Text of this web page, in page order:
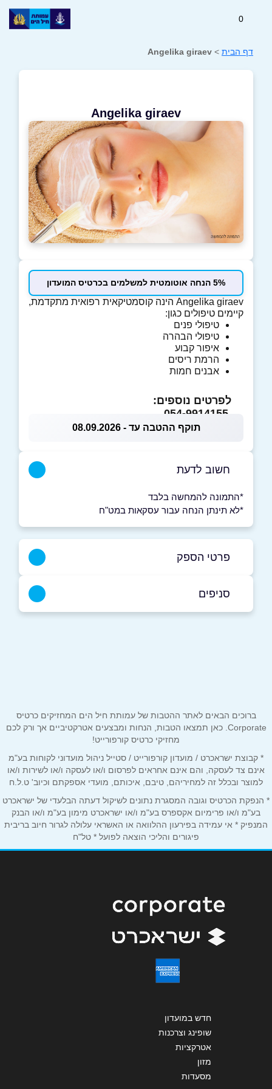
0
דף הבית >
Angelika giraev
Angelika giraev
5% הנחה אוטומטית למשלמים בכרטיס המועדון
Angelika giraev הינה
קוסמטיקאית רפואית מתקדמת,
קיימים טיפולים כגון:
טיפולי פנים
טיפולי הבהרה
איפור קבוע
הרמת ריסים
אבנים חמות
לפרטים נוספים:
תוקף ההטבה עד - 08.09.2026
חשוב לדעת
*התמונה להמחשה בלבד
*לא תינתן הנחה עבור עסקאות במט"ח
פרטי הספק
אימייל*
נושא*
אנא חזרו אלי בקשר ל...
הודעה*
שליחה
סניפים
ברוכים הבאים לאתר ההטבות של עמותת חיל הים המחזיקים כרטיס
Corporate. כאן תמצאו הטבות, הנחות ומבצעים אטרקטיביים אך ורק לכם
מחזיקי כרטיס קורפורייט!
* קבוצת ישראכרט / מועדון קורפורייט / סטייל ניהול מועדוני לקוחות בע"מ
אינם צד לעסקה, והם אינם אחראים לפרסום ו/או לעסקה ו/או לשירות ו/או
למוצר ובכלל זה למחיריהם, טיבם, איכותם, מועדי אספקתם וכיוב' ט.ל.ח
* הנפקת הכרטיס וגובה המסגרת נתונים לשיקול דעתה הבלעדי של ישראכרט
בע"מ ו/או פרימיום אקספרס בע"מ ו/או ישראכרט מימון בע"מ ו/או הבנק
המנפיק * אי עמידה בפירעון ההלוואה או האשראי עלולה לגרור חיוב בריבית
פיגורים והליכי הוצאה לפועל * טל"ח
חדש במועדון
שופינג וצרכנות
אטרקציות
מזון
מסעדות